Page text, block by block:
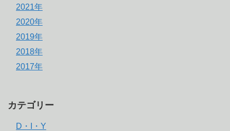
2021年
2020年
2019年
2018年
2017年
カテゴリー
D・I・Y